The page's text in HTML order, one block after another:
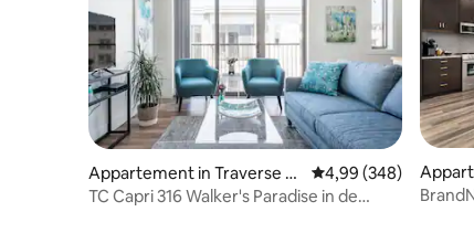
Appartement in Traverse Ci
ty
Gemiddelde
4,99 (348)
TC Capri 316 Walker's Paradise in de
ty